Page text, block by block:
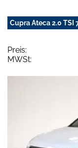
Cupra Ateca 2.0 TSI
Preis:
MWSt: